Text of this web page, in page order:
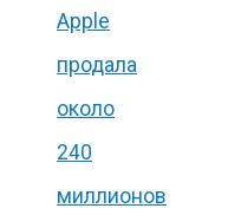
Apple
продала
около
240
миллионов